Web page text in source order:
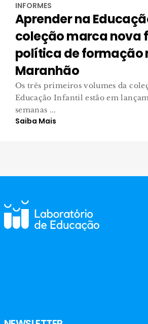
INFORMES
Aprender na
coleção marca nova
política de formação
Maranhão
Os três primeiros volumes da
Educação Infantil estão em
semanas ...
Saiba Mais